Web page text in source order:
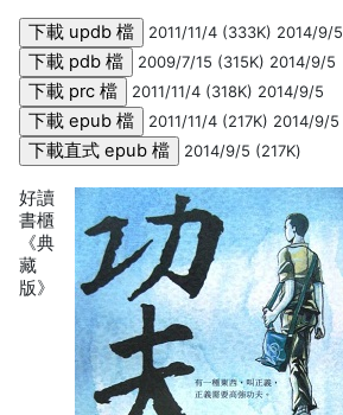
2011/11/4 (333K) 2014/9/5
2009/7/15 (315K) 2014/9/5
2011/11/4 (318K) 2014/9/5
2011/11/4 (217K) 2014/9/5
2014/9/5 (217K)
好讀
書櫃
《典
藏
版》